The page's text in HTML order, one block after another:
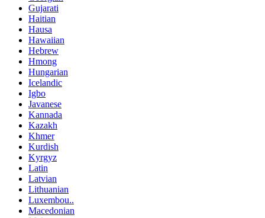
Gujarati
Haitian
Hausa
Hawaiian
Hebrew
Hmong
Hungarian
Icelandic
Igbo
Javanese
Kannada
Kazakh
Khmer
Kurdish
Kyrgyz
Latin
Latvian
Lithuanian
Luxembou..
Macedonian